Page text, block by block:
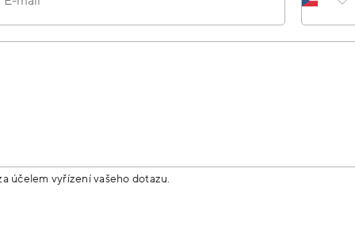
účelem vyřízení vašeho dotazu.